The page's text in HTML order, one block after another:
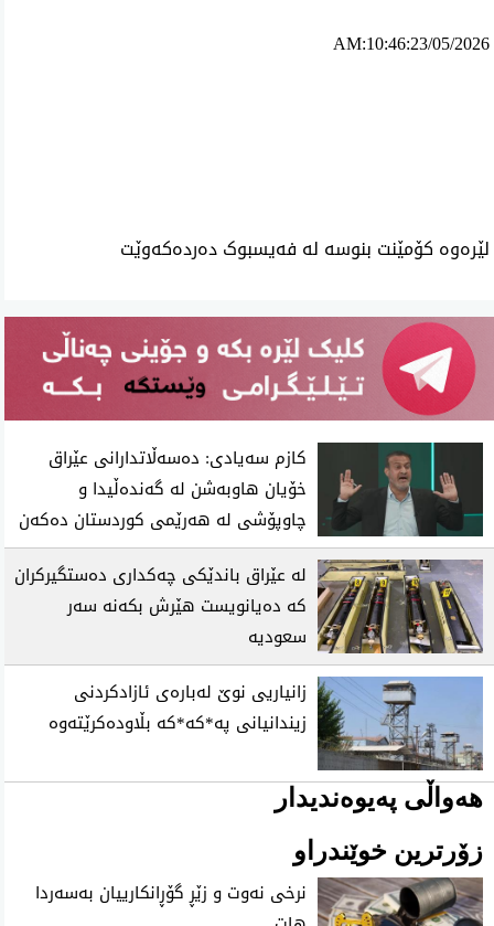
AM:10:46:23/05/2026
لێرەوە کۆمێنت بنوسە لە فەیسبوک دەردەکەوێت
كازم سەیادی: دەسەڵاتدارانی عێراق
خۆیان هاوبەشن لە گەندەڵیدا و
چاوپۆشی لە هەرێمی كوردستان دەكەن
لە عێراق باندێکی چەکداری دەستگیرکران
کە دەیانویست هێرش بکەنە سەر
سعودیە
زانیاریی نوێ لەبارەی ئازادکردنی
زیندانیانی پە*کە*کە بڵاودەکرێتەوە
هەواڵی پەیوەندیدار
زۆرترین خوێندراو
نرخی نه‌وت و زێڕ گۆڕانكارییان به‌سه‌ردا